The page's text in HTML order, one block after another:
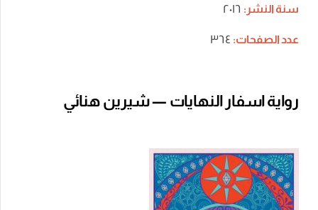
سنة النشر:
عدد الصفحات: ٣٦٤
رواية اسفار النهايات — شيرين هنائي